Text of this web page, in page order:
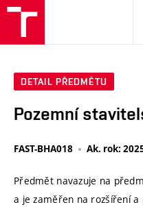
DETAIL PŘEDMĚTU
Pozemní
FAST-BHA018 Ak. rok:
Předmět navazuje na
a je zaměřen na rozšíření